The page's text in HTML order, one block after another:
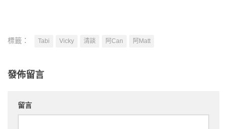
標籤： Tabi Vicky 清談 阿Can 阿Matt
發佈留言
留言